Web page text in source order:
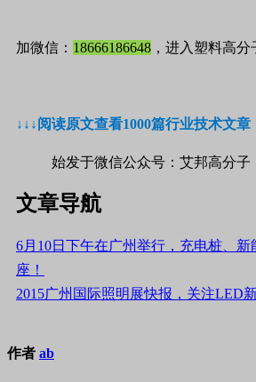
加微信： 18666186648 ，进入塑料高
↓↓↓阅读原文查看1000篇行业技术文章
始发于微信公众号：艾邦高分子
文章导航
6月10日下午在广州举行，充电桩、
座！
2015广州国际照明展快报，关注LED
作者 ab